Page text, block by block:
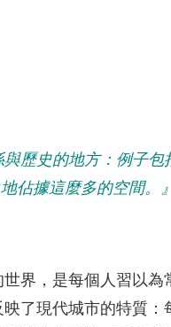
歷史的地方：例子
佔據這麼多的空間。
界，是每個人習以
了現代城市的特質